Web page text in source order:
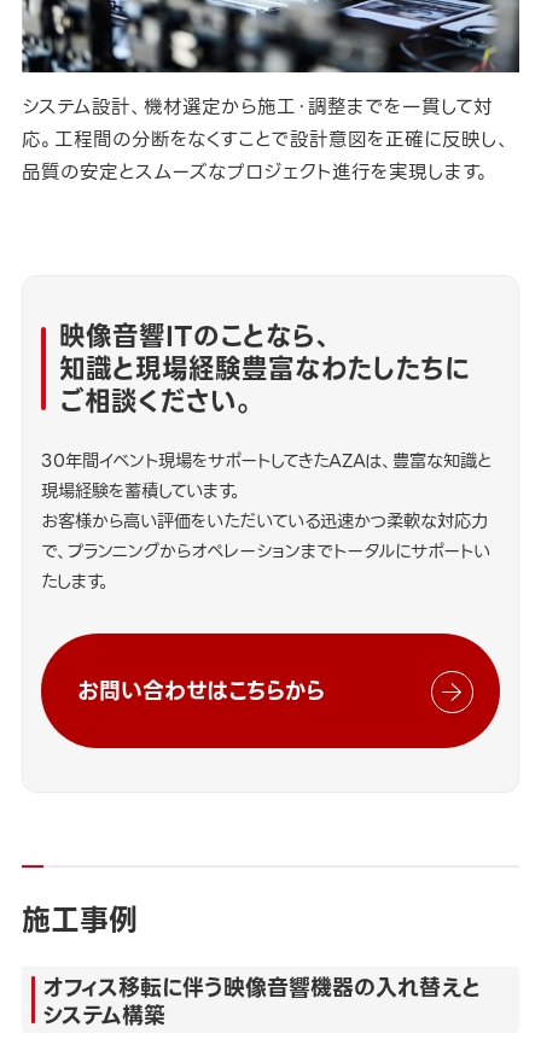
システム設計、機材選定から施工・調整までを一貫して対
応。工程間の分断をなくすことで設計意図を正確に反映し、
品質の安定とスムーズなプロジェクト進行を実現します。
映像音響ITのことなら、
知識と現場経験豊富なわたしたちに
ご相談ください。
30年間イベント現場をサポートしてきたAZAは、豊富な知識と
現場経験を蓄積しています。
お客様から高い評価をいただいている迅速かつ柔軟な対応力
で、プランニングからオペレーションまでトータルにサポートい
たします。
お問い合わせはこちらから
施工事例
オフィス移転に伴う映像音響機器の入れ替えと
システム構築